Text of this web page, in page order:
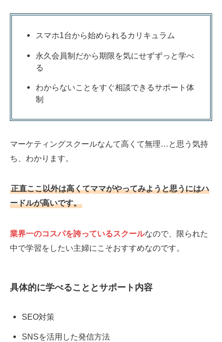
スマホ1台から始められるカリキュラム
永久会員制だから期限を気にせずずっと学べ
る
わからないことをすぐ相談できるサポート体
制
マーケティングスクールなんて高くて無理…と思う気持
ち、わかります。
正直ここ以外は高くてママがやってみようと思うにはハ
ードルが高いです。
業界一のコスパを誇っているスクールなので、限られた
中で学習をしたい主婦にこそおすすめなのです。
具体的に学べることとサポート内容
SEO対策
SNSを活用した発信方法